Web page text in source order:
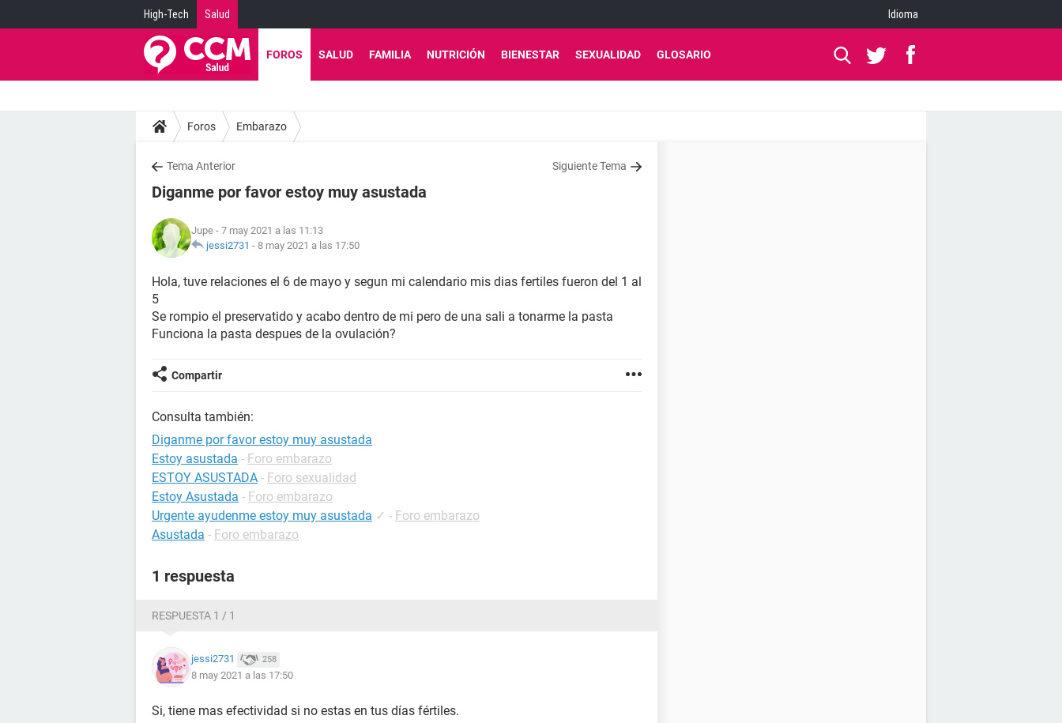
High-Tech Salud Idioma
FOROS SALUD FAMILIA NUTRICIÓN BIENESTAR SEXUALIDAD GLOSARIO
Foros Embarazo
Tema Anterior Siguiente Tema
Diganme por favor estoy muy asustada
Jupe - 7 may 2021 a las 11:13
jessi2731 - 8 may 2021 a las 17:50
Hola, tuve relaciones el 6 de mayo y segun mi calendario mis dias fertiles fueron del 1 al
5
Se rompio el preservatido y acabo dentro de mi pero de una sali a tonarme la pasta
Funciona la pasta despues de la ovulación?
Compartir
Consulta también:
Diganme por favor estoy muy asustada
Estoy asustada - Foro embarazo
ESTOY ASUSTADA - Foro sexualidad
Estoy Asustada - Foro embarazo
Urgente ayudenme estoy muy asustada ✓ - Foro embarazo
Asustada - Foro embarazo
1 respuesta
RESPUESTA 1 / 1
jessi2731 258
8 may 2021 a las 17:50
Si, tiene mas efectividad si no estas en tus días fértiles.